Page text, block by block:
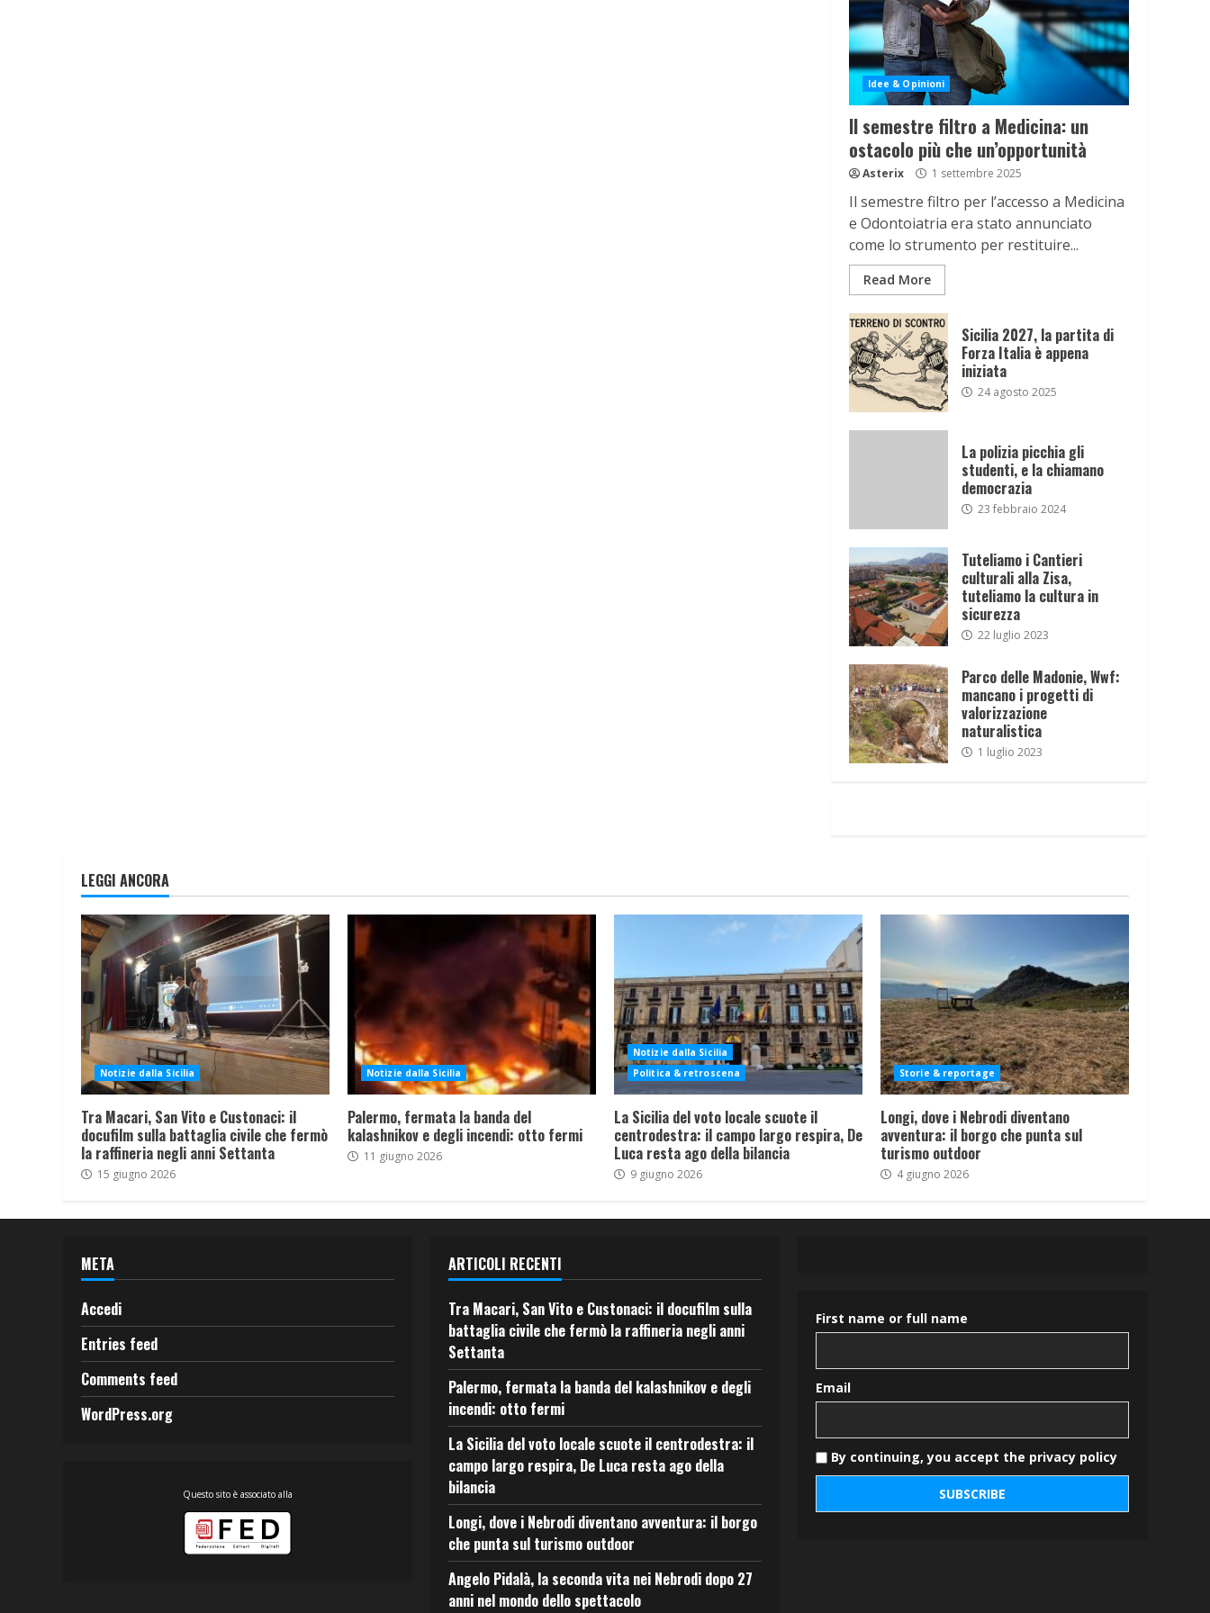
Idee & Opinioni
Il semestre filtro a Medicina: un
ostacolo più che un’opportunità
Asterix 1 settembre 2025
Il semestre filtro per l’accesso a Medicina
e Odontoiatria era stato annunciato
come lo strumento per restituire...
Read More
Sicilia 2027, la partita di
Forza Italia è appena
iniziata
24 agosto 2025
La polizia picchia gli
studenti, e la chiamano
democrazia
23 febbraio 2024
Tuteliamo i Cantieri
culturali alla Zisa,
tuteliamo la cultura in
sicurezza
22 luglio 2023
Parco delle Madonie, Wwf:
mancano i progetti di
valorizzazione
naturalistica
1 luglio 2023
LEGGI ANCORA
Notizie dalla Sicilia
Tra Macari, San Vito e Custonaci: il
docufilm sulla battaglia civile che fermò
la raffineria negli anni Settanta
15 giugno 2026
Notizie dalla Sicilia
Palermo, fermata la banda del
kalashnikov e degli incendi: otto fermi
11 giugno 2026
Notizie dalla Sicilia
Politica & retroscena
La Sicilia del voto locale scuote il
centrodestra: il campo largo respira, De
Luca resta ago della bilancia
9 giugno 2026
Storie & reportage
Longi, dove i Nebrodi diventano
avventura: il borgo che punta sul
turismo outdoor
4 giugno 2026
META
Accedi
Entries feed
Comments feed
WordPress.org
Questo sito è associato alla
ARTICOLI RECENTI
Tra Macari, San Vito e Custonaci: il docufilm sulla
battaglia civile che fermò la raffineria negli anni
Settanta
Palermo, fermata la banda del kalashnikov e degli
incendi: otto fermi
La Sicilia del voto locale scuote il centrodestra: il
campo largo respira, De Luca resta ago della
bilancia
Longi, dove i Nebrodi diventano avventura: il borgo
che punta sul turismo outdoor
Angelo Pidalà, la seconda vita nei Nebrodi dopo 27
anni nel mondo dello spettacolo
First name or full name
Email
By continuing, you accept the privacy policy